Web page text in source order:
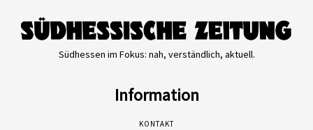
Südhessen im Fokus: nah, verständlich, aktuell.
Information
KONTAKT